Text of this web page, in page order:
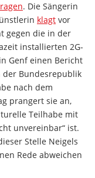
. Die Sängerin
klagt vor
gegen die in der
installierten 2G-
Genf einen Bericht
der Bundesrepublik
nach dem
prangert sie an,
Teilhabe mit
unvereinbar“ ist.
Stelle Neigels
Rede abweichen